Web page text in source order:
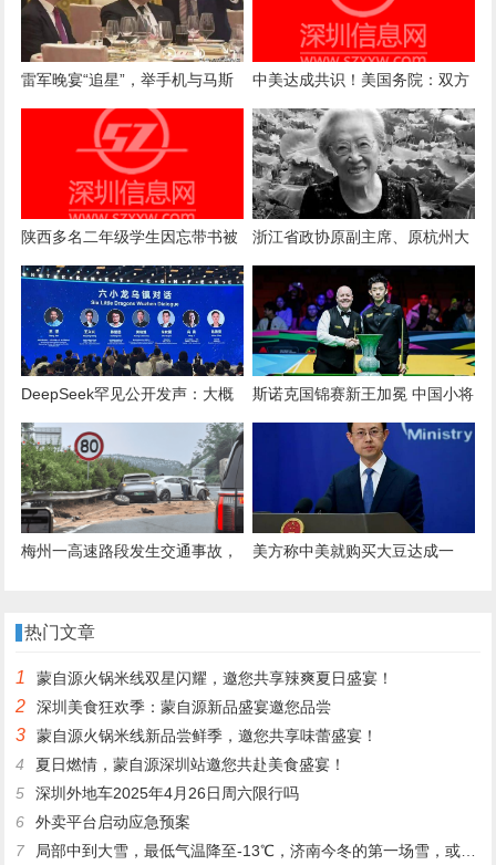
雷军晚宴“追星”，举手机与马斯
克合影，马斯克眨眼配合
中美达成共识！美国务院：双方
都同意，霍尔木兹海峡不能收通
行费
陕西多名二年级学生因忘带书被
老师连扇巴掌，有孩子耳朵出
血！校方回应
浙江省政协原副主席、原杭州大
学校长薛艳庄逝世，享年96岁
DeepSeek罕见公开发声：大概
10-20年时间，AI可能会取代绝
大多数人类工作，这不是危言耸
听
斯诺克国锦赛新王加冕 中国小将
吴宜泽南京登顶夺生涯首冠
梅州一高速路段发生交通事故，
美方称中美就购买大豆达成一
热门文章
1 蒙自源火锅米线双星闪耀，邀您共享辣爽夏日盛宴！
2 深圳美食狂欢季：蒙自源新品盛宴邀您品尝
3
蒙自源火锅米线新品尝鲜季，邀您共享味蕾盛宴！
4
夏日燃情，蒙自源深圳站邀您共赴美食盛宴！
5
深圳外地车2025年4月26日周六限行吗
6
外卖平台启动应急预案
7
局部中到大雪，最低气温降至-13℃，济南今冬的第一场雪，或跟去年同一时间！